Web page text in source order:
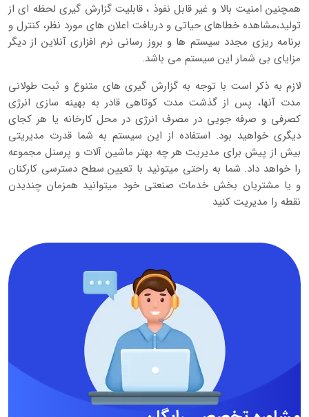
همچنین امنیت بالا و غیر قابل نفوذ ، قابلیت گزارش گیری لحظه ای از
تولید،مشاهده خطاهای حیاتی و دریافت اعلان های مورد نظر، کنترل و
برنامه ریزی مجدد سیستم ها و بروز رسانی نرم افزاری آنلاین از دیگر
مزایای بی شمار این سیستم می باشد.
لازم به ذکر است با توجه به گزارش گیری های متنوع و ثبت طولانی
مدت آنها، پس از گذشت مدت کوتاهی قادر به بهینه سازی انرژی
کصرفی و صرفه جویی در مصرف انرژی در محل کارخانه یا هر کجای
دیگری خواهید بود. استفاده از این سیستم به شما قدرت مدیریتی
بیش از پیش برای مدیریت هر چه بهتر ماشین آلات و پرسنل مجموعه
را خواهد داد. شما به راحتی میتونید با تعیین سطح دسترسی کارکنان
و یا مشتریان بخش خدمات صنعتی خود میتوانید همزمان چندیدن
نقطه را مدیریت کنید